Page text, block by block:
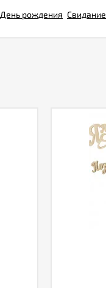
День рождения Свидание